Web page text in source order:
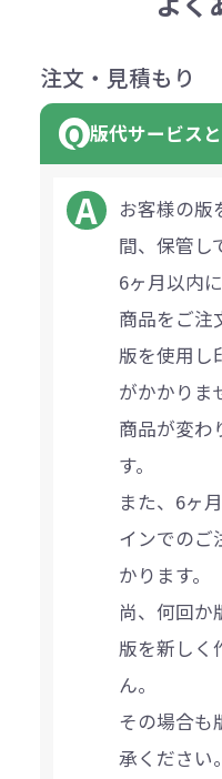
注文・見積もり
版代サービス
お客様の版
間、保管し
6ヶ月以内
商品をご注
版を使用し
がかかりま
商品が変わ
す。
また、6ヶ
インでのご
かります。
尚、何回か
版を新しく
ん。
その場合も
承ください。